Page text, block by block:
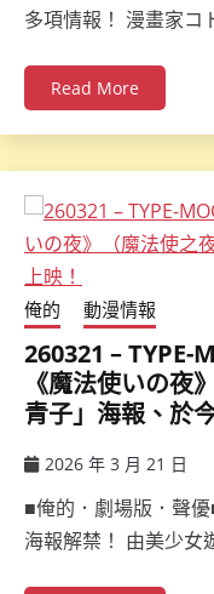
多項情報！ 漫畫家コ
Read More
俺的 動漫情報
260321 –
《魔法使いの夜
青子」海報、於
2026 年 3 月 21 日
■俺的．劇場版．聲
海報解禁！ 由美少女